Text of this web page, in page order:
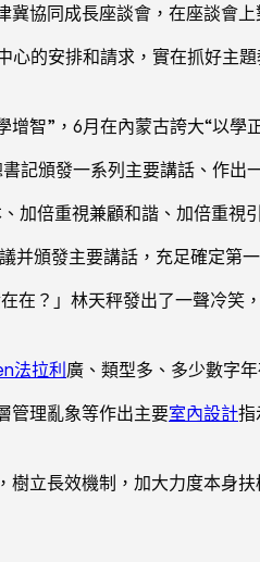
協同成長座談會，在座談會上
心的安排和請求，實在抓好主
智”，6月在內蒙古誇大“以學
頒發一系列主要講話、作出
加倍重視兼顧和諧、加倍重視
頒發主要講話，充足確定第
在？」林天秤發出了一聲冷
法拉利廣、類型多、多少數字
管理亂象等作出主要室內設計指
立長效機制，加大力度本身